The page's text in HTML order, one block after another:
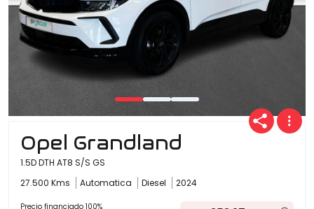
Opel Grandland
1.5D DTH AT8 S/S GS
27.500 Kms
Automatica Diesel 2024
Precio financiado 100%